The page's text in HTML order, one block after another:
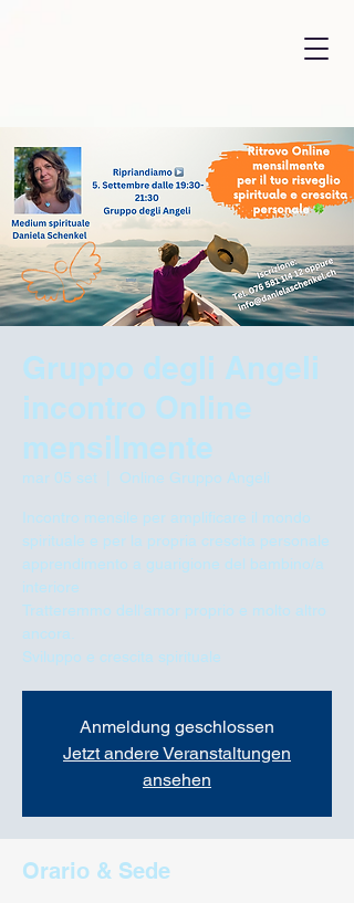
Gruppo degli Angeli
incontro Online
mensilmente
mar 05 set Online Gruppo Angeli
Incontro mensile per amplificare il mondo
spirituale e per la propria crescita personale
apprendimento a guarigione del bambino/a
interiore
Tratteremmo dell'amor proprio e molto altro
ancora.
Sviluppo e crescita spirituale
Anmeldung geschlossen
Jetzt andere Veranstaltungen
ansehen
Orario & Sede